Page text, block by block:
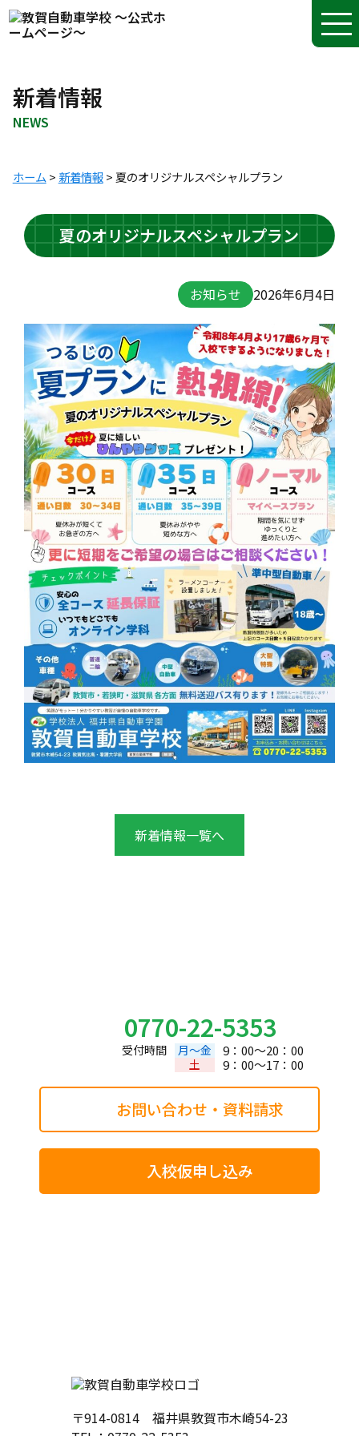
新着情報
NEWS
ホーム > 新着情報> 夏のオリジナルスペシャルプラン
夏のオリジナルスペシャルプラン
お知らせ 2026年6月4日
新着情報一覧へ
0770-22-5353
受付時間 月～金 9：00～20：00
土 9：00～17：00
お問い合わせ・資料請求
入校仮申し込み
〒914-0814 福井県敦賀市木崎54-23